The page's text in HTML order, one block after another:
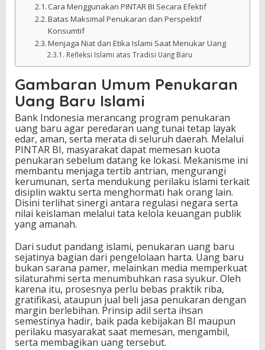
Cara Menggunakan PINTAR BI Secara Efektif
Batas Maksimal Penukaran dan Perspektif
Konsumtif
Menjaga Niat dan Etika Islami Saat Menukar Uang
Refleksi Islami atas Tradisi Uang Baru
Gambaran Umum Penukaran
Uang Baru Islami
Bank Indonesia merancang program penukaran
uang baru agar peredaran uang tunai tetap layak
edar, aman, serta merata di seluruh daerah. Melalui
PINTAR BI, masyarakat dapat memesan kuota
penukaran sebelum datang ke lokasi. Mekanisme ini
membantu menjaga tertib antrian, mengurangi
kerumunan, serta mendukung perilaku islami terkait
disiplin waktu serta menghormati hak orang lain.
Disini terlihat sinergi antara regulasi negara serta
nilai keislaman melalui tata kelola keuangan publik
yang amanah.
Dari sudut pandang islami, penukaran uang baru
sejatinya bagian dari pengelolaan harta. Uang baru
bukan sarana pamer, melainkan media memperkuat
silaturahmi serta menumbuhkan rasa syukur. Oleh
karena itu, prosesnya perlu bebas praktik riba,
gratifikasi, ataupun jual beli jasa penukaran dengan
margin berlebihan. Prinsip adil serta ihsan
semestinya hadir, baik pada kebijakan BI maupun
perilaku masyarakat saat memesan, mengambil,
serta membagikan uang tersebut.